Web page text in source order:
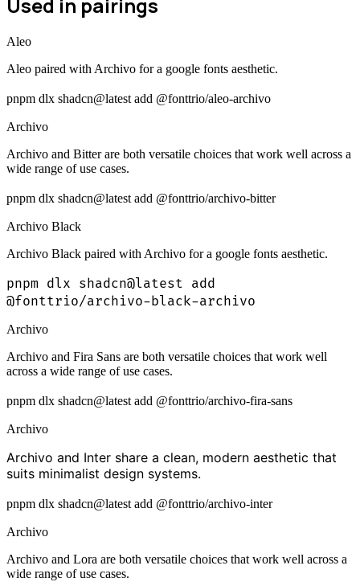
Used in pairings
Aleo
Aleo paired with Archivo for a google fonts aesthetic.
pnpm dlx shadcn@latest add @fonttrio/aleo-archivo
Archivo
Archivo and Bitter are both versatile choices that work well across a
wide range of use cases.
pnpm dlx shadcn@latest add @fonttrio/archivo-bitter
Archivo Black
Archivo Black paired with Archivo for a google fonts aesthetic.
pnpm dlx shadcn@latest add
@fonttrio/archivo-black-archivo
Archivo
Archivo and Fira Sans are both versatile choices that work well
across a wide range of use cases.
pnpm dlx shadcn@latest add @fonttrio/archivo-fira-sans
Archivo
Archivo and Inter share a clean, modern aesthetic that
suits minimalist design systems.
pnpm dlx shadcn@latest add @fonttrio/archivo-inter
Archivo
Archivo and Lora are both versatile choices that work well across a
wide range of use cases.